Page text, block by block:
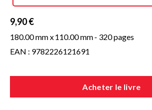
9,90 €
180.00 mm x110.00 mm- 320 pages
EAN : 9782226121691
Acheter le livre